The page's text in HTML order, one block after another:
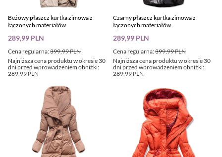
Beżowy płaszcz kurtka zimowa z
łączonych materiałów
Cena regularna:399,99 PLN
289,99 PLN
Najniższa cena produktu w okresie 30
dni przed wprowadzeniem obniżki:
289,99 PLN
Czarny płaszcz kurtka zimowa z
łączonych materiałów
Cena regularna:399,99 PLN
289,99 PLN
Najniższa cena produktu w okresie 30
dni przed wprowadzeniem obniżki:
289,99 PLN